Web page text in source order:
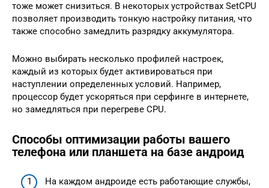
тоже может снизиться. В некоторых устройствах SetCPU
позволяет производить тонкую настройку питания, что
также способно замедлить разрядку аккумулятора.
Можно выбирать несколько профилей настроек,
каждый из которых будет активироваться при
наступлении определенных условий. Например,
процессор будет ускоряться при серфинге в интернете,
но замедляться при перегреве CPU.
Способы оптимизации работы вашего
телефона или планшета на базе андроид
На каждом андроиде есть работающие службы,